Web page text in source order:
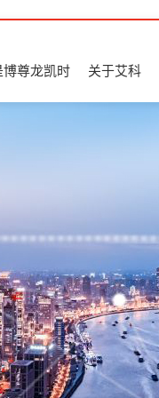
博尊龙凯时 关于艾科